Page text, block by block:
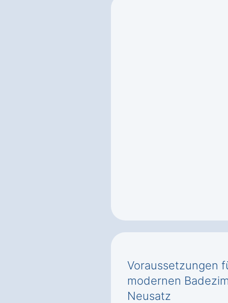
Voraussetzungen
modernen
Neusatz